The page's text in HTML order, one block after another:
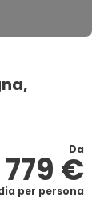
Da
779 €
per persona